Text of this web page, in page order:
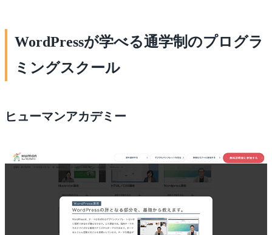
WordPressが学べる通学制のプログラ
ミングスクール
ヒューマンアカデミー